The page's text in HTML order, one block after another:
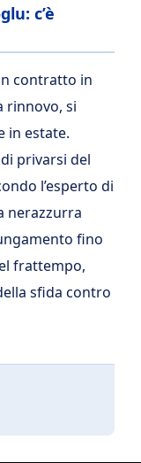
c’è
contratto in
rinnovo, si
in estate.
privarsi del
l’esperto di
nerazzurra
fino
frattempo,
sfida contro